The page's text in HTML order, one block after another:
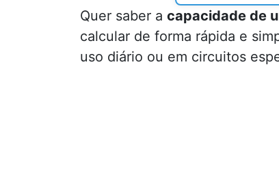
Quer saber a capacidade de
calcular de forma rápida e
uso diário ou em circuitos